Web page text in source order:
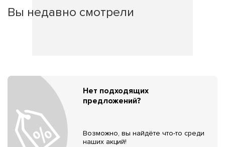
Вы недавно смотрели
Нет подходящих
предложений?
Возможно, вы найдёте что-то среди
наших акций!